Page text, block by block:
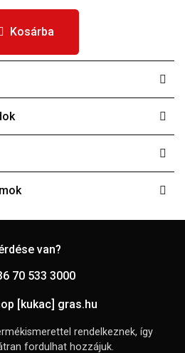
Kosárba
van?
70 533 3000
[kukac] gras.hu
rendelkeznek, így
fordulhat hozzájuk.